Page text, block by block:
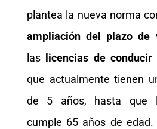
plantea la nueva norma
ampliación del plazo de
las licencias de conducir
que actualmente tienen
de 5 años, hasta que
cumple 65 años de